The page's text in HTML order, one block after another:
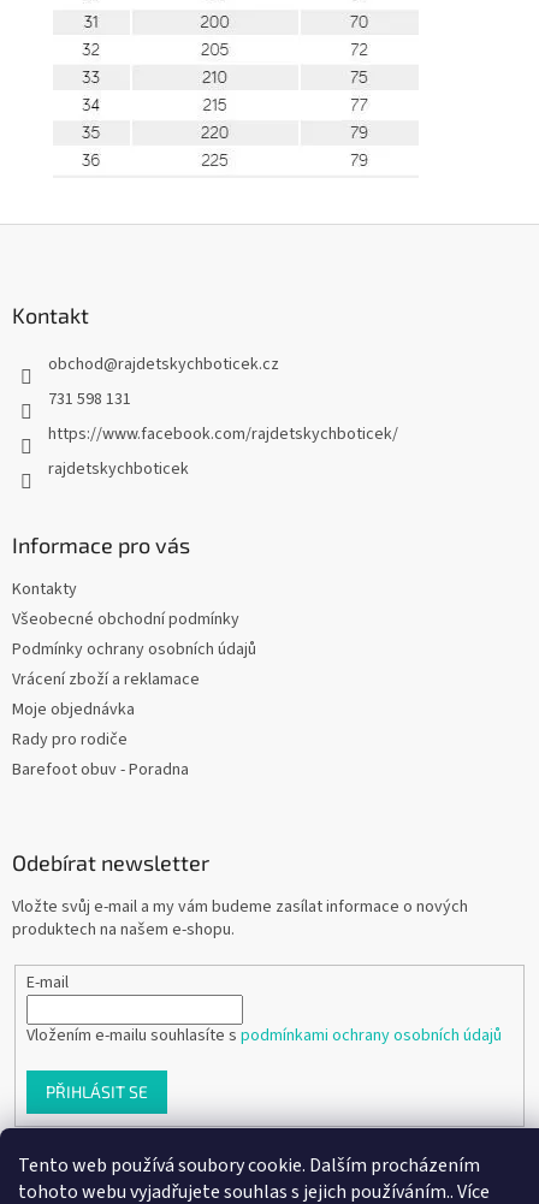
Tento web používá soubory cookie. Dalším procházením
tohoto webu vyjadřujete souhlas s jejich používáním.. Více
Kontakt
obchod@rajdetskychboticek.cz
731 598 131
https://www.facebook.com/rajdetskychboticek/
rajdetskychboticek
Informace pro vás
Kontakty
Všeobecné obchodní podmínky
Podmínky ochrany osobních údajů
Vrácení zboží a reklamace
Moje objednávka
Rady pro rodiče
Barefoot obuv - Poradna
Odebírat newsletter
Vložte svůj e-mail a my vám budeme zasílat informace o nových
produktech na našem e-shopu.
E-mail
Vložením e-mailu souhlasíte s podmínkami ochrany osobních údajů
PŘIHLÁSIT SE
Vytvořil Shoptet